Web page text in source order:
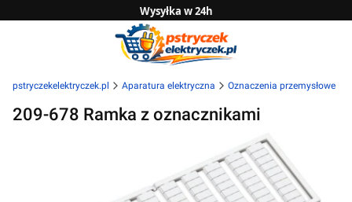
Wysyłka w 24h
Zwrot do 14 dni
Sprawdź naszą ofertę B2B
pstryczekelektryczek.pl Aparatura elektryczna Oznaczenia przemysłowe
209-678 Ramka z oznacznikami